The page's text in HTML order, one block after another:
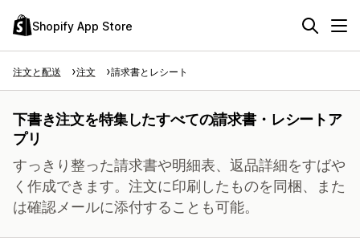
Shopify App Store
注文と配送 注文 請求書とレシート
下書き注文を特集したすべての請求書・レシートア
プリ
すっきり整った請求書や明細表、返品詳細をすばや
く作成できます。注文に印刷したものを同梱、また
は確認メールに添付することも可能。